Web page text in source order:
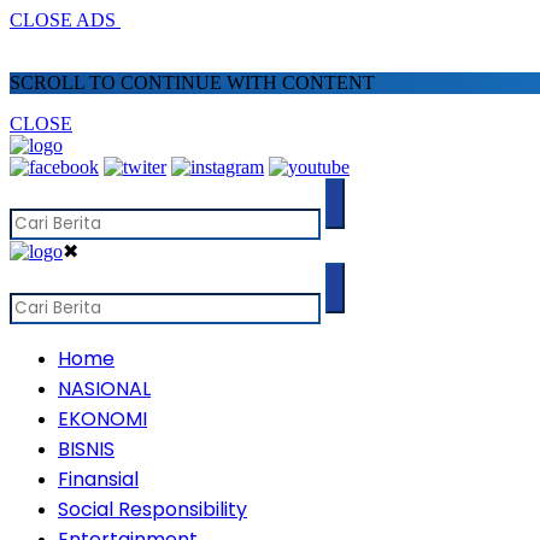
CLOSE ADS
SCROLL TO CONTINUE WITH CONTENT
CLOSE
✖
Home
NASIONAL
EKONOMI
BISNIS
Finansial
Social Responsibility